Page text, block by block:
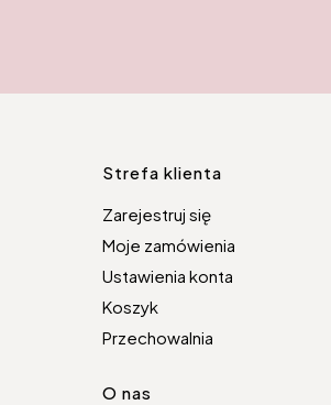
Linki w
Strefa klienta
Zarejestruj się
Moje zamówienia
Ustawienia konta
Koszyk
Przechowalnia
O nas